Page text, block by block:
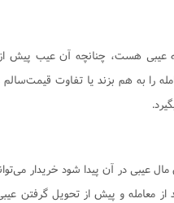
عيبى هست، چنانچه آن عيب پيش از
را به هم بزند يا تفاوت قيمت‌سالم
عيبى در آن پيدا شود خريدار
معامله و پيش از تحويل گرفتن